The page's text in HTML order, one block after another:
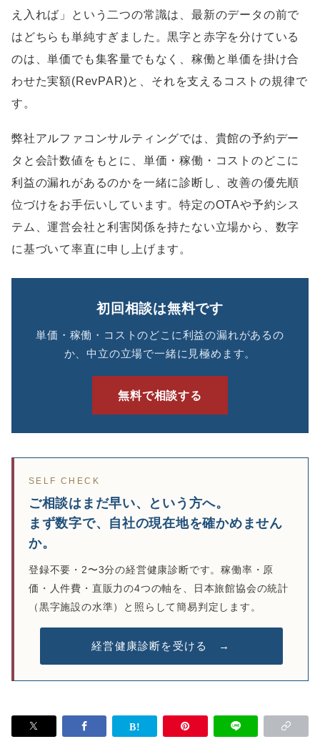
え入れば」という二つの常識は、最新のデータの前で
はどちらも単純すぎました。黒字と赤字を分けている
のは、単価でも集客量でもなく、稼働と単価を掛け合
わせた実額(RevPAR)と、それを支えるコストの規律で
す。
弊社アルファコンサルティングでは、貴館の予約デー
タと会計数値をもとに、単価・稼働・コストのどこに
利益の漏れがあるのかを一緒に診断し、改善の優先順
位づけをお手伝いしています。特定のOTAや予約シス
テム、運営会社と利害関係を持たない立場から、数字
に基づいて率直に申し上げます。
初回相談は無料です
単価・稼働・コストのどこに利益の漏れがあるの
か、中立の立場で一緒に見極めます。
無料で相談する
SELF CHECK
ご相談はまだ早い、という方へ。
まず数字で、自社の現在地を確かめません
か。
登録不要・2〜3分の経営健康診断です。稼働率・原
価・人件費・直販力の4つの軸を、日本旅館協会の統計
（黒字施設の水準）と照らして簡易判定します。
経営健康診断を受ける →